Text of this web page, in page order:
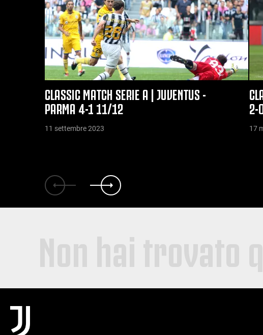
CLASSIC MATCH SERIE A | JUVENTUS -
PARMA 4-1 11/12
11 settembre 2023
2-
17